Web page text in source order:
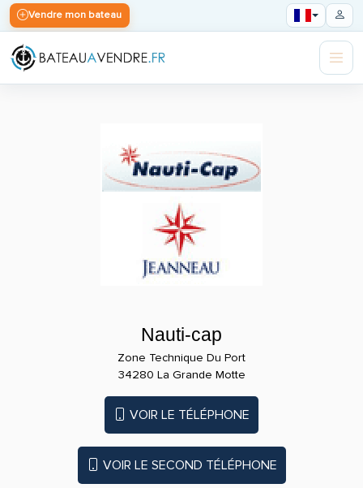
Vendre mon bateau
Nauti-cap
Zone Technique Du Port
34280 La Grande Motte
VOIR LE TÉLÉPHONE
VOIR LE SECOND TÉLÉPHONE